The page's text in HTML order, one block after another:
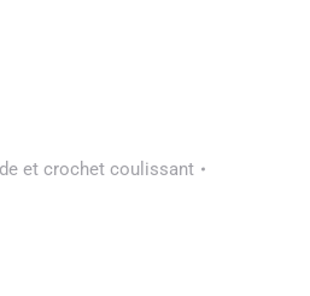
et crochet coulissant